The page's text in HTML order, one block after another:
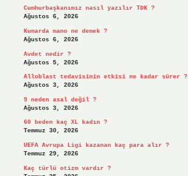
Cumhurbaşkanımız nasıl yazılır TDK ?
Ağustos 6, 2026
Kumarda mano ne demek ?
Ağustos 6, 2026
Avdet nedir ?
Ağustos 5, 2026
Alloblast tedavisinin etkisi ne kadar sürer ?
Ağustos 3, 2026
9 neden asal değil ?
Ağustos 3, 2026
60 beden kaç XL kadın ?
Temmuz 30, 2026
UEFA Avrupa Ligi kazanan kaç para alır ?
Temmuz 29, 2026
Kaç türlü otizm vardır ?